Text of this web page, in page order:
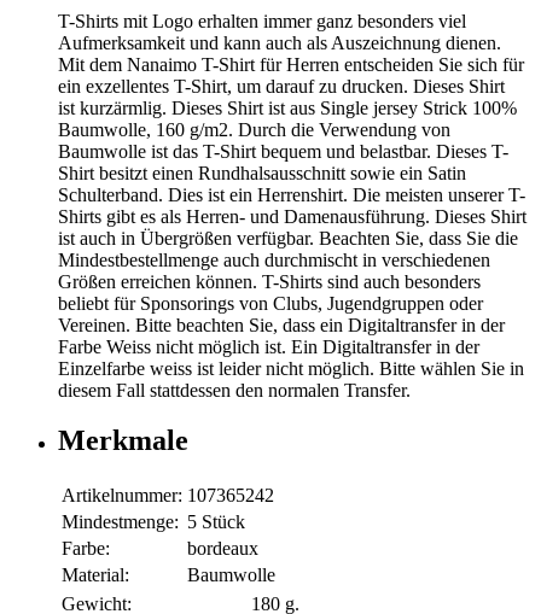
T-Shirts mit Logo erhalten immer ganz besonders viel
Aufmerksamkeit und kann auch als Auszeichnung dienen.
Mit dem Nanaimo T-Shirt für Herren entscheiden Sie sich für
ein exzellentes T-Shirt, um darauf zu drucken. Dieses Shirt
ist kurzärmlig. Dieses Shirt ist aus Single jersey Strick 100%
Baumwolle, 160 g/m2. Durch die Verwendung von
Baumwolle ist das T-Shirt bequem und belastbar. Dieses T-
Shirt besitzt einen Rundhalsausschnitt sowie ein Satin
Schulterband. Dies ist ein Herrenshirt. Die meisten unserer T-
Shirts gibt es als Herren- und Damenausführung. Dieses Shirt
ist auch in Übergrößen verfügbar. Beachten Sie, dass Sie die
Mindestbestellmenge auch durchmischt in verschiedenen
Größen erreichen können. T-Shirts sind auch besonders
beliebt für Sponsorings von Clubs, Jugendgruppen oder
Vereinen. Bitte beachten Sie, dass ein Digitaltransfer in der
Farbe Weiss nicht möglich ist. Ein Digitaltransfer in der
Einzelfarbe weiss ist leider nicht möglich. Bitte wählen Sie in
diesem Fall stattdessen den normalen Transfer.
Merkmale
Artikelnummer: 107365242
Mindestmenge: 5 Stück
Farbe:
bordeaux
Material:
Baumwolle
Gewicht:
180 g.